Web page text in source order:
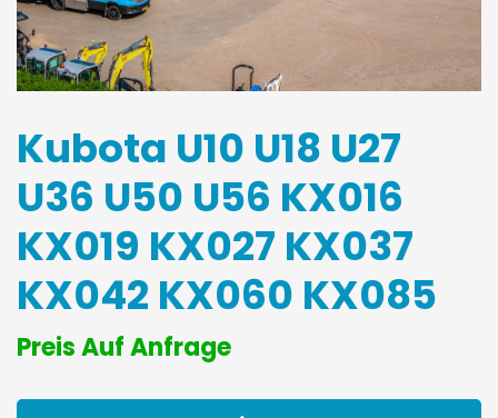
Kubota U10 U18 U27
U36 U50 U56 KX016
KX019 KX027 KX037
KX042 KX060 KX085
Preis Auf Anfrage